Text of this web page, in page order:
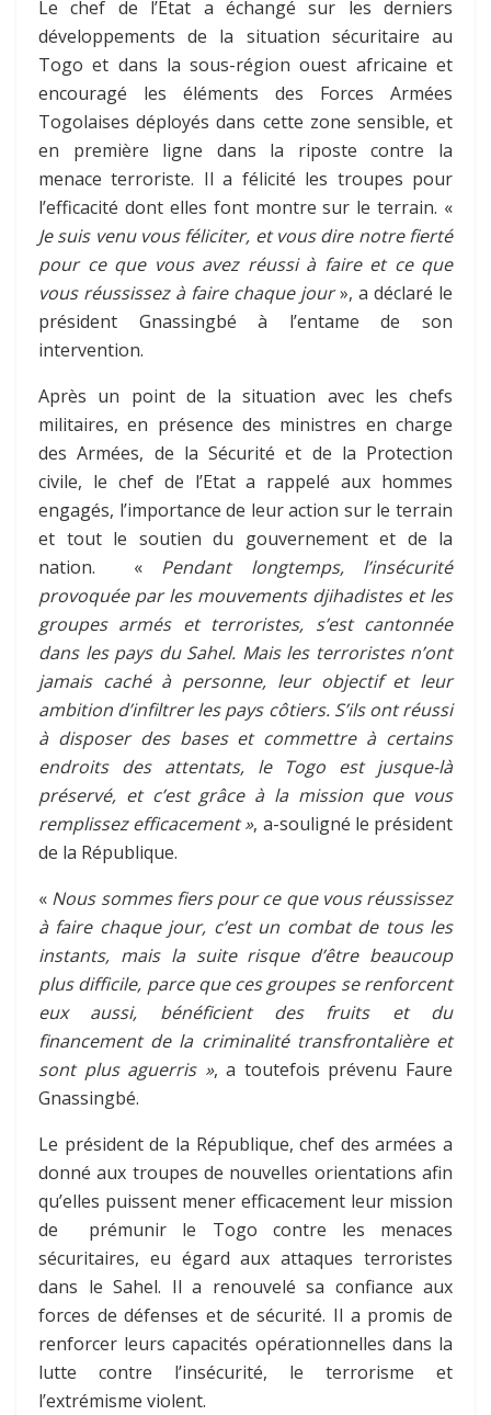
Le chef de l’Etat a échangé sur les derniers
développements de la situation sécuritaire au
Togo et dans la sous-région ouest africaine et
encouragé les éléments des Forces Armées
Togolaises déployés dans cette zone sensible, et
en première ligne dans la riposte contre la
menace terroriste. Il a félicité les troupes pour
l’efficacité dont elles font montre sur le terrain. «
Je suis venu vous féliciter, et vous dire notre fierté
pour ce que vous avez réussi à faire et ce que
vous réussissez à faire chaque jour», a déclaré le
président Gnassingbé à l’entame de son
intervention.
Après un point de la situation avec les chefs
militaires, en présence des ministres en charge
des Armées, de la Sécurité et de la Protection
civile, le chef de l’Etat a rappelé aux hommes
engagés, l’importance de leur action sur le terrain
et tout le soutien du gouvernement et de la
nation. « Pendant longtemps, l’insécurité
provoquée par les mouvements djihadistes et les
groupes armés et terroristes, s’est cantonnée
dans les pays du Sahel. Mais les terroristes n’ont
jamais caché à personne, leur objectif et leur
ambition d’infiltrer les pays côtiers. S’ils ont réussi
à disposer des bases et commettre à certains
endroits des attentats, le Togo est jusque-là
préservé, et c’est grâce à la mission que vous
remplissez efficacement », a-souligné le président
de la République.
« Nous sommes fiers pour ce que vous réussissez
à faire chaque jour, c’est un combat de tous les
instants, mais la suite risque d’être beaucoup
plus difficile, parce que ces groupes se renforcent
eux aussi, bénéficient des fruits et du
financement de la criminalité transfrontalière et
sont plus aguerris », a toutefois prévenu Faure
Gnassingbé.
Le président de la République, chef des armées a
donné aux troupes de nouvelles orientations afin
qu’elles puissent mener efficacement leur mission
de prémunir le Togo contre les menaces
sécuritaires, eu égard aux attaques terroristes
dans le Sahel. Il a renouvelé sa confiance aux
forces de défenses et de sécurité. Il a promis de
renforcer leurs capacités opérationnelles dans la
lutte contre l’insécurité, le terrorisme et
l’extrémisme violent.